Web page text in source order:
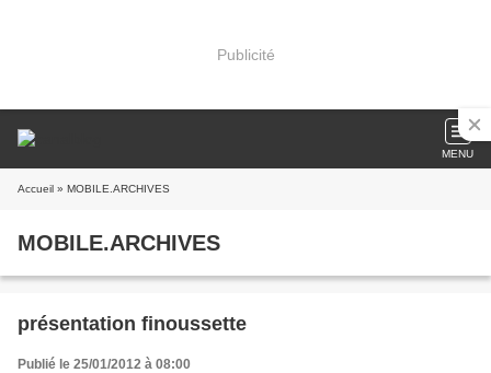
Publicité
MENU
Accueil » MOBILE.ARCHIVES
MOBILE.ARCHIVES
présentation finoussette
Publié le 25/01/2012 à 08:00